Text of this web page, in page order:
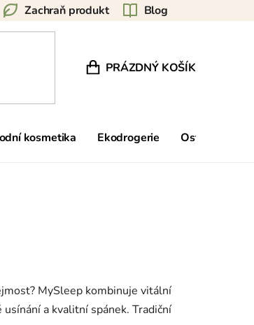
Blog
Zachraň produkt
NÁKUPNÍ KOŠÍK
PRÁZDNÝ KOŠÍK
kosmetika Ekodrogerie Ostatní
MySleep kombinuje vitální
a kvalitní spánek. Tradiční